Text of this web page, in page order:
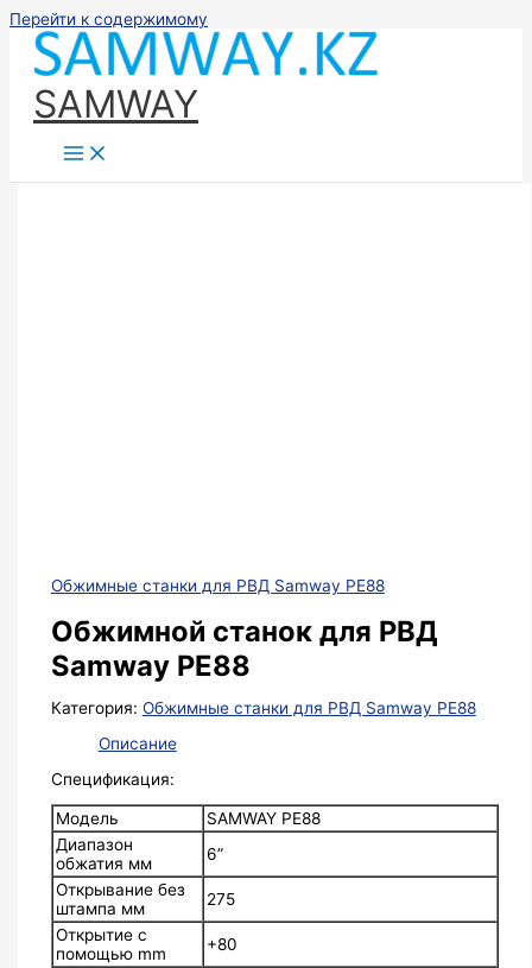
Перейти к содержимому
SAMWAY
Обжимные станки для РВД Samway PE88
Обжимной станок для РВД
Samway PE88
Категория: Обжимные станки для РВД Samway PE88
Описание
Спецификация:
Модель
SAMWAY PE88
Диапазон
обжатия мм
6”
Открывание без
штампа мм
275
Открытие с
помощью mm
+80